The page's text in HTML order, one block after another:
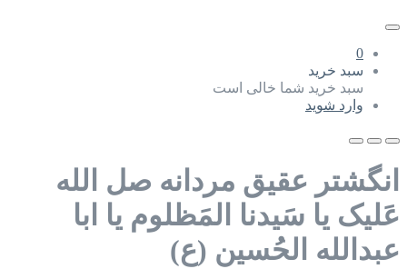
0
سبد خرید
سبد خرید شما خالی است
وارد شوید
انگشتر عقیق مردانه صل الله
عَلیک یا سَیدنا المَظلوم یا ابا
عبدالله الحُسین (ع)